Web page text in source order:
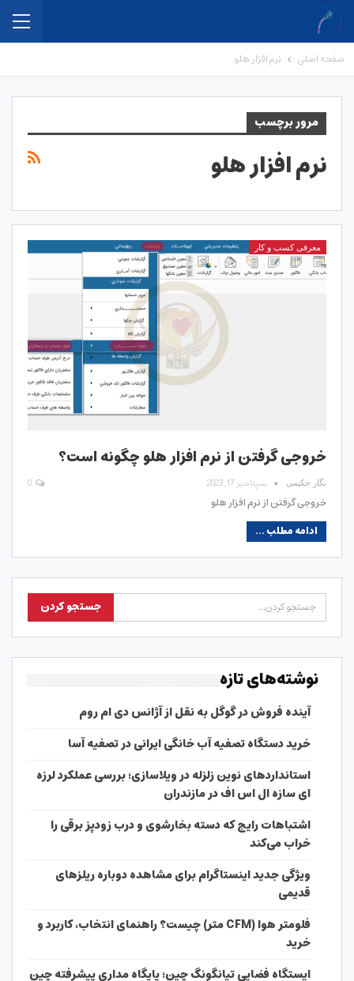
صفحه اصلی نرم افزار هلو
مرور برچسب
نرم افزار هلو
معرفی کسب و کار
خروجی گرفتن از نرم افزار هلو چگونه است؟
نگار حکیمی سپتامبر 17, 2023
خروجی گرفتن از نرم افزار هلو
ادامه مطلب ...
نوشته‌های تازه
آینده فروش در گوگل به نقل از آژانس دی ام روم
خرید دستگاه تصفیه آب خانگی ایرانی در تصفیه آسا
استانداردهای نوین زلزله در ویلاسازی؛ بررسی عملکرد لرزه
ای سازه ال اس اف در مازندران
اشتباهات رایج که دسته بخارشوی و درب زودپز برقی را
خراب می‌کند
ویژگی جدید اینستاگرام برای مشاهده دوباره ریلزهای
قدیمی
فلومتر هوا (CFM متر) چیست؟ راهنمای انتخاب، کاربرد و
خرید
ایستگاه فضایی تیانگونگ چین؛ پایگاه مداری پیشرفته چین